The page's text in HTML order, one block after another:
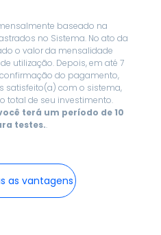
baseado na
no Sistema. No ato da
o valor da mensalidade
utilização. Depois, em até 7
do pagamento,
satisfeito(a) com o sistema,
total de seu investimento.
terá um período de 10
testes..
as vantagens